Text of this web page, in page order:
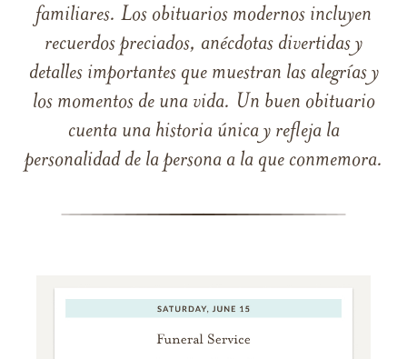
familiares. Los obituarios modernos incluyen
recuerdos preciados, anécdotas divertidas y
detalles importantes que muestran las alegrías y
los momentos de una vida. Un buen obituario
cuenta una historia única y refleja la
personalidad de la persona a la que conmemora.